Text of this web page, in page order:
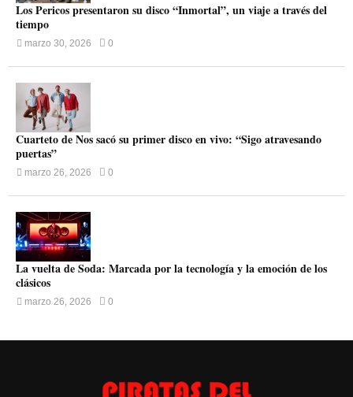
Los Pericos presentaron su disco “Inmortal”, un viaje a través del
tiempo
marzo 30, 2026 0
Cuarteto de Nos sacó su primer disco en vivo: “Sigo atravesando
puertas”
marzo 26, 2026 0
La vuelta de Soda: Marcada por la tecnología y la emoción de los
clásicos
marzo 26, 2026 0